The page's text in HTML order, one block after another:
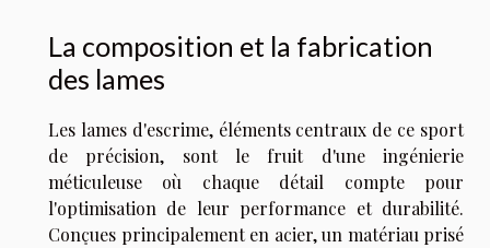
La composition et la fabrication
des lames
Les lames d'escrime, éléments centraux de ce sport
de précision, sont le fruit d'une ingénierie
méticuleuse où chaque détail compte pour
l'optimisation de leur performance et durabilité.
Conçues principalement en acier, un matériau prisé